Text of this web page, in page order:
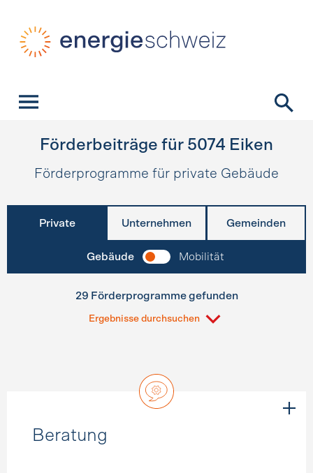
Förderbeiträge für 5074 Eiken
Förderprogramme für private Gebäude
Private Unternehmen Gemeinden
Gebäude Mobilität
29 Förderprogramme gefunden
Ergebnisse durchsuchen
Beratung